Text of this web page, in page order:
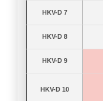
HKV-D 7
HKV-D 8
HKV-D 9
HKV-D 10